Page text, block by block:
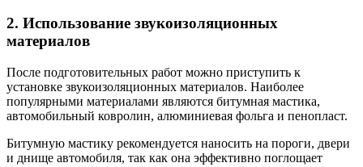
2. Использование звукоизоляционных
материалов
После подготовительных работ можно приступить к
установке звукоизоляционных материалов. Наиболее
популярными материалами являются битумная мастика,
автомобильный ковролин, алюминиевая фольга и пенопласт.
Битумную мастику рекомендуется наносить на пороги, двери
и днище автомобиля, так как она эффективно поглощает